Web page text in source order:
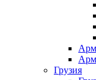
Грузия